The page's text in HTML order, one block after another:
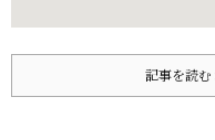
記事を読む